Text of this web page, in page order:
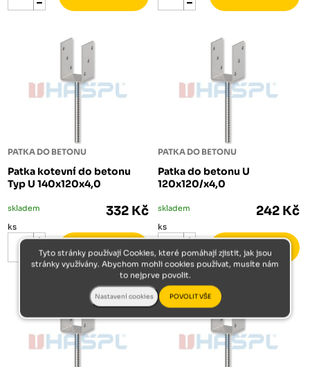
PATKA DO BETONU
Patka kotevní do betonu
Typ U 140x120x4,0
skladem 332 Kč
ks
PATKA DO BETONU
Patka do betonu U
120x120/x4,0
skladem 242 Kč
ks
Tyto stránky používají Cookies, které pomáhají zjistit, jak jsou
stránky využívány. Abychom mohli cookies používat, musíte nám
to nejprve povolit.